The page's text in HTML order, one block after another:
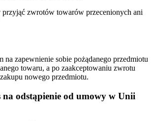
przyjąć zwrotów towarów przecenionych ani
na zapewnienie sobie pożądanego przedmiotu
towaru, a po zaakceptowaniu zwrotu
nowego przedmiotu.
na odstąpienie od umowy w Unii